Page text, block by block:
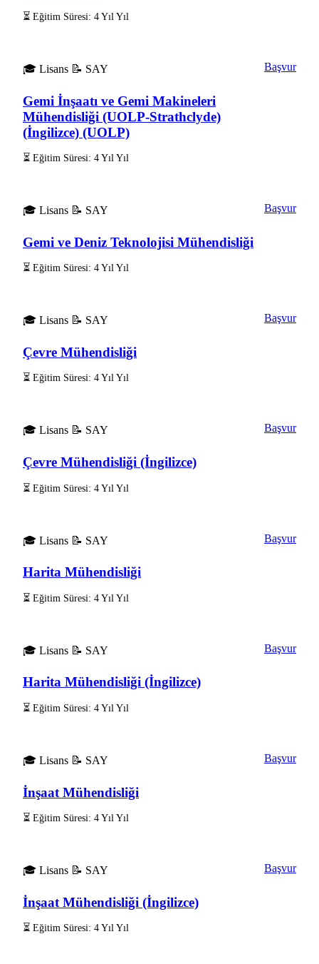
⏳ Eğitim Süresi: 4 Yıl Yıl
🎓 Lisans 📝 SAY
Gemi İnşaatı ve Gemi Makineleri
Mühendisliği (UOLP-Strathclyde)
(İngilizce) (UOLP)
⏳ Eğitim Süresi: 4 Yıl Yıl
Başvur
🎓 Lisans 📝 SAY
Gemi ve Deniz Teknolojisi Mühendisliği
⏳ Eğitim Süresi: 4 Yıl Yıl
Başvur
🎓 Lisans 📝 SAY
Çevre Mühendisliği
⏳ Eğitim Süresi: 4 Yıl Yıl
Başvur
🎓 Lisans 📝 SAY
Çevre Mühendisliği (İngilizce)
⏳ Eğitim Süresi: 4 Yıl Yıl
Başvur
🎓 Lisans 📝 SAY
Harita Mühendisliği
⏳ Eğitim Süresi: 4 Yıl Yıl
Başvur
🎓 Lisans 📝 SAY
Harita Mühendisliği (İngilizce)
⏳ Eğitim Süresi: 4 Yıl Yıl
Başvur
🎓 Lisans 📝 SAY
İnşaat Mühendisliği
⏳ Eğitim Süresi: 4 Yıl Yıl
Başvur
🎓 Lisans 📝 SAY
İnşaat Mühendisliği (İngilizce)
⏳ Eğitim Süresi: 4 Yıl Yıl
Başvur